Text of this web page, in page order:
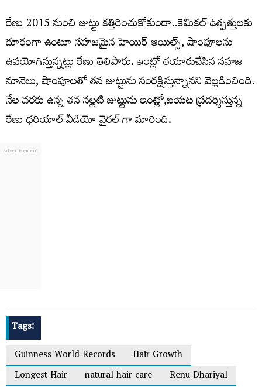
రేణు 2015 నుంచి జుట్టు కత్తిరించుకోకుండా..కెమికల్ ఉత్పత్తులకు
దూరంగా ఉంటూ సహజమైన హెయిర్ ఆయిల్స్, షాంపూలను
ఉపయోగిస్తున్నట్లు రేణు తెలిపారు. ఇంట్లో తయారుచేసిన సహజ
నూనెలు, షాంపూలతో తన జుట్టును సంరక్షిస్తున్నానని వెల్లడించింది.
నేల వరకు ఉన్న తన నల్లటి జుట్టును ఇంట్లో,బయట ప్రదర్శిస్తున్న
రేణు ధరియాల్ వీడియో వైరల్ గా మారింది.
Tags:
Guinness World Records
Hair Growth
Longest Hair
natural hair care Renu Dhariyal